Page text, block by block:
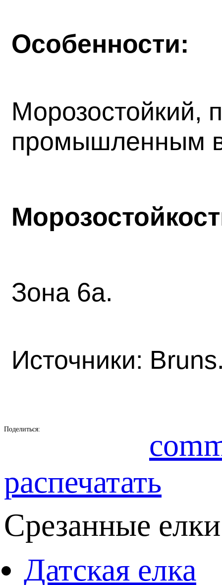
Особенности:
Морозостойкий,
промышленным
Зона 6а.
Источники: Bruns
Поделиться:
распечатать
Срезанные
Датская елка